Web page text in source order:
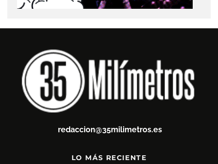
redaccion@35milimetros.es
LO MÁS RECIENTE